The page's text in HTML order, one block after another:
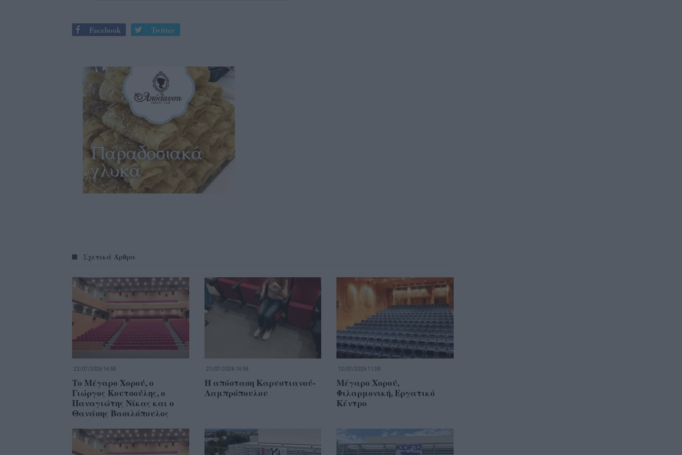
Facebook Twitter
Σχετικά Άρθρα
22/07/2026 14:58
Το Μέγαρο Χορού, ο
Γιώργος Κουτσούλης, ο
Παναγιώτης Νίκας και ο
Θανάσης Βασιλόπουλος
21/07/2026 14:58
Η απόσταση Καρυστιανού-
Λαμπρόπουλου
12/07/2026 11:38
Μέγαρο Χορού,
Φιλαρμονική, Εργατικό
Κέντρο